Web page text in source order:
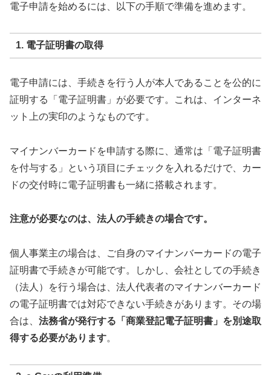
電子申請を始めるには、以下の手順で準備を進めます。
1. 電子証明書の取得
電子申請には、手続きを行う人が本人であることを公的に
証明する「電子証明書」が必要です。これは、インターネ
ット上の実印のようなものです。
マイナンバーカードを申請する際に、通常は「電子証明書
を付与する」という項目にチェックを入れるだけで、カー
ドの交付時に電子証明書も一緒に搭載されます。
注意が必要なのは、法人の手続きの場合です。
個人事業主の場合は、ご自身のマイナンバーカードの電子
証明書で手続きが可能です。しかし、会社としての手続き
（法人）を行う場合は、法人代表者のマイナンバーカード
の電子証明書では対応できない手続きがあります。その場
合は、 法務省が発行する「商業登記電子証明書」を別途取
得する必要があります。